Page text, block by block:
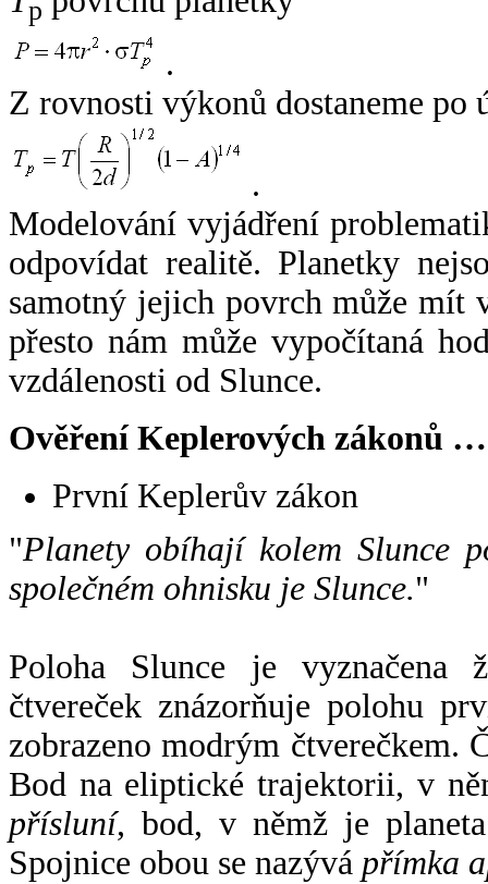
p
.
Z rovnosti výkonů dostaneme po
.
Modelování vyjádření
odpovídat realitě. Planetky
samotný jejich povrch může mít
přesto nám může vypočítaná
vzdálenosti od Slunce.
Ověření Keplerových zákonů …
První Keplerův zákon
"Planety obíhají kolem Slunce
společném ohnisku je Slunce."
Poloha Slunce je vyznačena
čtvereček znázorňuje polohu
zobrazeno modrým čtverečkem.
Bod na eliptické trajektorii, v
přísluní, bod, v němž je
Spojnice obou se nazývá přímka